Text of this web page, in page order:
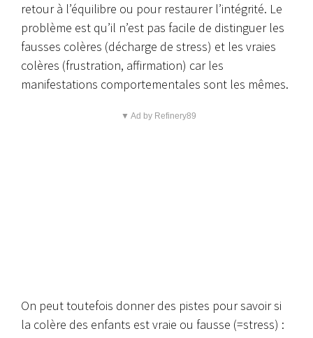
retour à l’équilibre ou pour restaurer l’intégrité. Le
problème est qu’il n’est pas facile de distinguer les
fausses colères (décharge de stress) et les vraies
colères (frustration, affirmation) car les
manifestations comportementales sont les mêmes.
▼ Ad by Refinery89
On peut toutefois donner des pistes pour savoir si
la colère des enfants est vraie ou fausse (=stress) :